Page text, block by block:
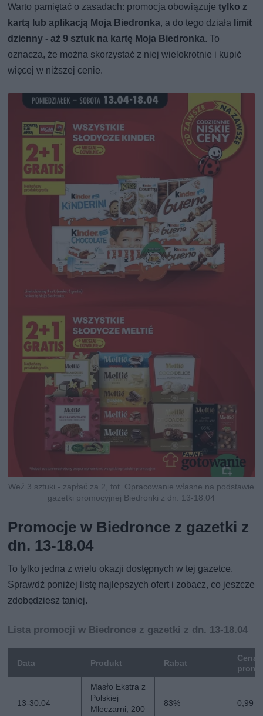
Warto pamiętać o zasadach: promocja obowiązujetylko z
kartą lub aplikacją Moja Biedronka, a do tego działa limit
dzienny - aż 9 sztuk na kartę Moja Biedronka. To
oznacza, że można skorzystać z niej wielokrotnie i kupić
więcej w niższej cenie.
Weź 3 sztuki - zapłać za 2, fot. Opracowanie własne na podstawie
gazetki promocyjnej Biedronki z dn. 13-18.04
Promocje w Biedronce z gazetki z
dn. 13-18.04
To tylko jedna z wielu okazji dostępnych w tej gazetce.
Sprawdź poniżej listę najlepszych ofert i zobacz, co jeszcze
zdobędziesz taniej.
Lista promocji w Biedronce z gazetki z dn. 13-18.04
Data Produkt Rabat
Cena
13-30.04
Masło Ekstra z
Polskiej
Mleczarni, 200
83% 0,99